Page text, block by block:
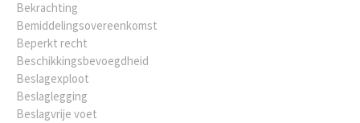
Bekrachting
Bemiddelingsovereenkomst
Beperkt recht
Beschikkingsbevoegdheid
Beslagexploot
Beslaglegging
Beslagvrije voet